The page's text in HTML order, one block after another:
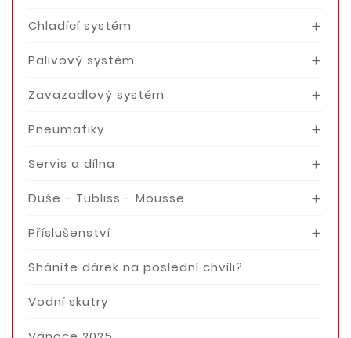
Chladící systém 
Palivový systém 
Zavazadlový systém 
Pneumatiky 
Servis a dílna 
Duše - Tubliss - Mousse 
Příslušenství 
Sháníte dárek na poslední chvíli?
Vodní skutry